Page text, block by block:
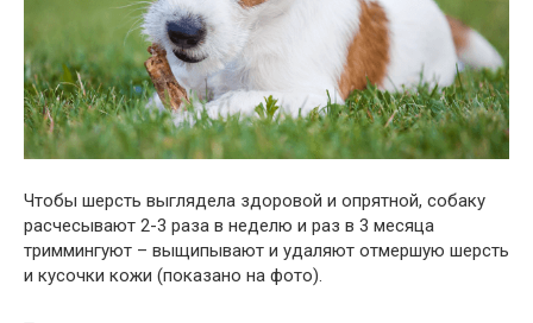
Чтобы шерсть выглядела здоровой и опрятной, собаку
расчесывают 2-3 раза в неделю и раз в 3 месяца
триммингуют – выщипывают и удаляют отмершую шерсть
и кусочки кожи (показано на фото).